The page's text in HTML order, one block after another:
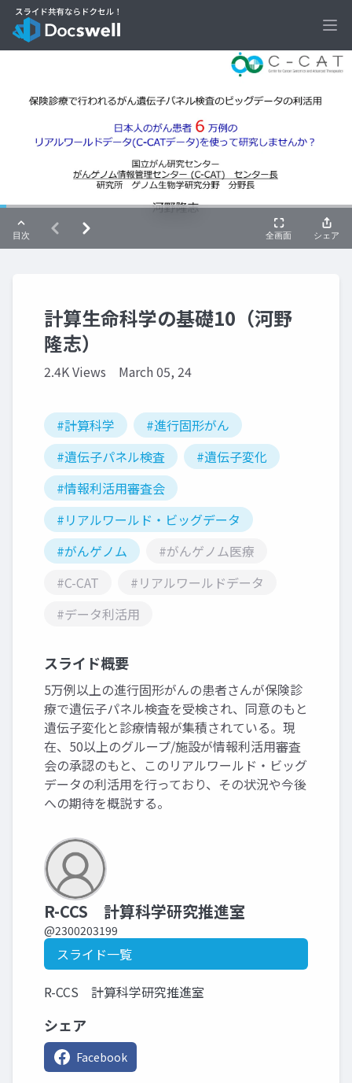
計算生命科学の基礎10（河野
隆志）
2.4K Views March 05, 24
#計算科学
#進行固形がん
#遺伝子パネル検査
#遺伝子変化
#情報利活用審査会
#リアルワールド・ビッグデータ
#がんゲノム
#がんゲノム医療
#C-CAT
#リアルワールドデータ
#データ利活用
スライド概要
5万例以上の進行固形がんの患者さんが保険診
療で遺伝子パネル検査を受検され、同意のもと
遺伝子変化と診療情報が集積されている。現
在、50以上のグループ/施設が情報利活用審査
会の承認のもと、このリアルワールド・ビッグ
データの利活用を行っており、その状況や今後
への期待を概説する。
R-CCS 計算科学研究推進室
@2300203199
スライド一覧
R-CCS 計算科学研究推進室
シェア
Facebook